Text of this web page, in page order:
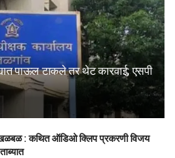
पाऊल टाकले तर थेट कारवाई; एसपी
खळबळ : कथित ऑडिओ क्लिप प्रकरणी विजय